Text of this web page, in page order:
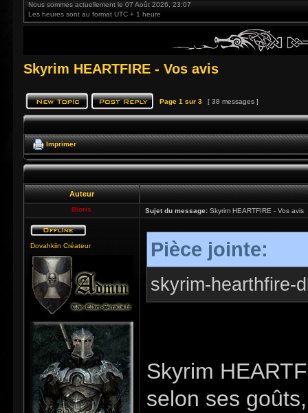
Nous sommes actuellement le 07 Août 2026, 23:07
Les heures sont au format UTC + 1 heure
Skyrim HEARTFIRE - Vos avis
Page 1 sur 3 [ 38 messages ]
Imprimer
Auteur
Bioris Sujet du message: Skyrim HEARTFIRE - Vos avis
Dovahkiin Créateur Pièce jointe:
skyrim-hearthfire-
Skyrim
selon ses